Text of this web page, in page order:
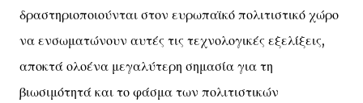
δραστηριοποιούνται στον ευρωπαϊκό πολιτιστικό χώρο
να ενσωματώνουν αυτές τις τεχνολογικές εξελίξεις,
αποκτά ολοένα μεγαλύτερη σημασία για τη
βιωσιμότητά και το φάσμα των πολιτιστικών